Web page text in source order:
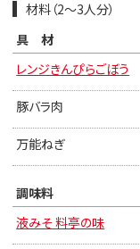
材料（2～3人分）
具材
レンジきんぴらごぼう
豚バラ肉
万能ねぎ
調味料
液みそ 料亭の味